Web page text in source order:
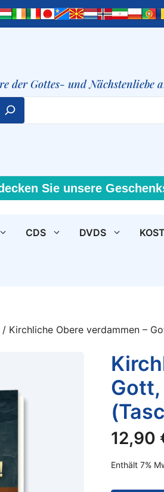
der Gottes- und Nächstenliebe
Sie unsere
CDS DVDS
/ Kirchliche Obere verdammen –
12,90
Enthält 7%